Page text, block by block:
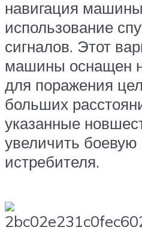
навигация
использование
сигналов. Этот
машины оснащен
для поражения
больших
указанные
увеличить
истребителя.